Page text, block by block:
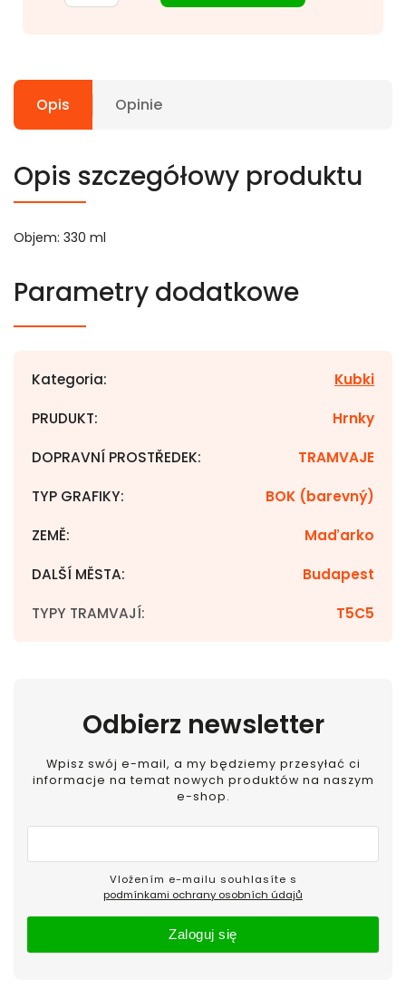
Opis Opinie
Opis szczegółowy produktu
Objem: 330 ml
Parametry dodatkowe
Kategoria: Kubki
PRUDUKT: Hrnky
DOPRAVNÍ PROSTŘEDEK: TRAMVAJE
TYP GRAFIKY: BOK (barevný)
ZEMĚ: Maďarko
DALŠÍ MĚSTA: Budapest
TYPY TRAMVAJÍ: T5C5
Odbierz newsletter
Wpisz swój e-mail, a my będziemy przesyłać ci
informacje na temat nowych produktów na naszym
e-shop.
podmínkami ochrany osobních údajů
Zaloguj się